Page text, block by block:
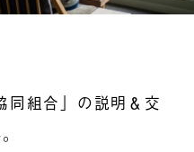
同組合」の説明＆交